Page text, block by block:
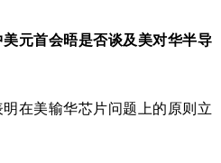
美元首会晤是否谈及美对华半导
在美输华芯片问题上的原则立